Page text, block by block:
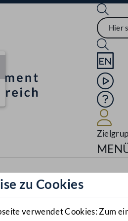
Sprache
Hilfe
zu Cookies
verwendet Cookies: Zum